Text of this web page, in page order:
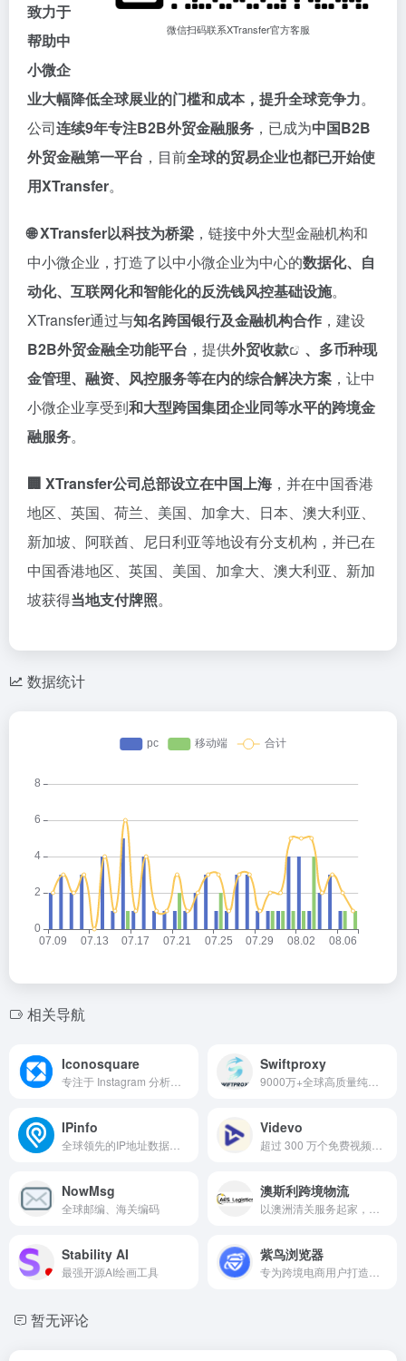
微信扫码联系XTransfer官方客服
致力于
帮助中
小微企
业大幅降低全球展业的门槛和成本，提升全球竞争力。
公司连续9年专注B2B外贸金融服务 ，已成为中国B2B
外贸金融第一平台 ，目前全球的贸易企业也都已开始使
用XTransfer。
🌐 XTransfer以科技为桥梁 ，链接中外大型金融机构和
中小微企业，打造了以中小微企业为中心的数据化、自
动化、互联网化和智能化的反洗钱风控基础设施。
XTransfer通过与知名跨国银行及金融机构合作 ，建设
B2B外贸金融全功能平台 ，提供外贸收款
、多币种现
金管理、融资、风控服务等在内的综合解决方案 ，让中
小微企业享受到和大型跨国集团企业同等水平的跨境金
融服务。
🏢 XTransfer公司总部设立在中国上海 ，并在中国香港
地区、英国、荷兰、美国、加拿大、日本、澳大利亚、
新加坡、阿联酋、尼日利亚等地设有分支机构，并已在
中国香港地区、英国、美国、加拿大、澳大利亚、新加
坡获得当地支付牌照。
数据统计
相关导航
Iconosquare Swiftproxy
IPinfo Videvo
NowMsg
全球邮编、海关编码
澳斯利跨境物流
Stability AI
最强开源AI绘画工具
紫鸟浏览器
暂无评论